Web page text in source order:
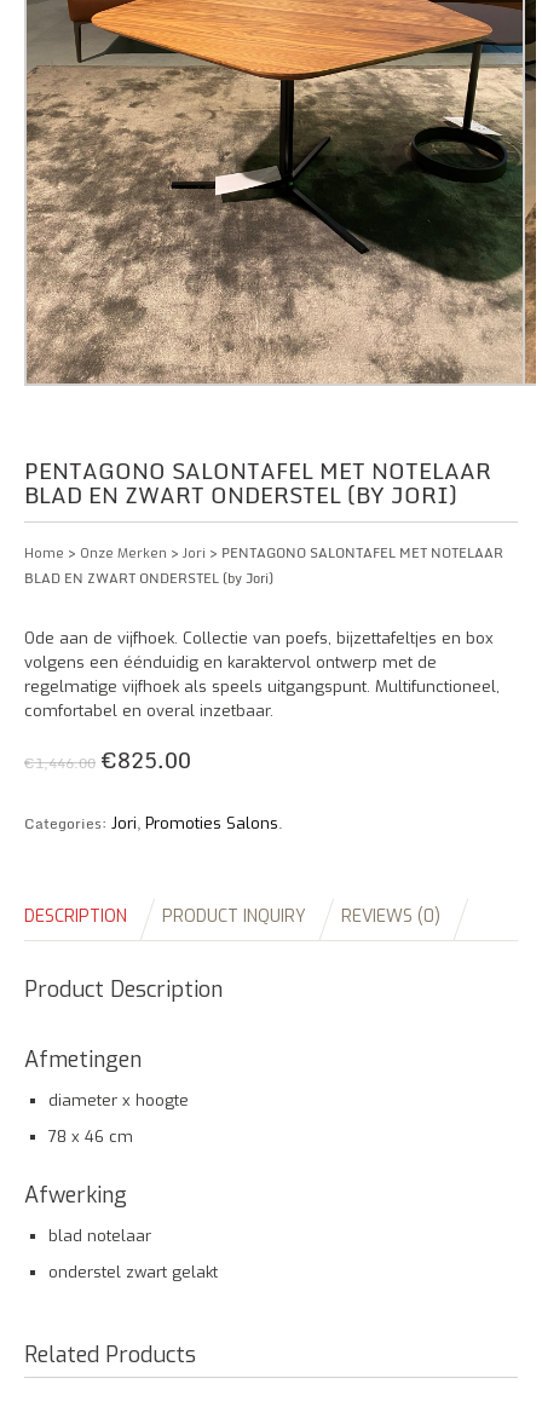
PENTAGONO SALONTAFEL MET NOTELAAR
BLAD EN ZWART ONDERSTEL (BY JORI)
Home > Onze Merken > Jori > PENTAGONO SALONTAFEL MET NOTELAAR
BLAD EN ZWART ONDERSTEL (by Jori)
Ode aan de vijfhoek. Collectie van poefs, bijzettafeltjes en box
volgens een éénduidig en karaktervol ontwerp met de
regelmatige vijfhoek als speels uitgangspunt. Multifunctioneel,
comfortabel en overal inzetbaar.
€1,446.00 €825.00
Categories: Jori, Promoties Salons.
DESCRIPTION PRODUCT INQUIRY REVIEWS (0)
Product Description
Afmetingen
diameter x hoogte
78 x 46 cm
Afwerking
blad notelaar
onderstel zwart gelakt
Related Products